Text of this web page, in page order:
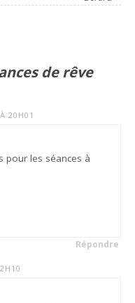
de rêve
20H01
pour les séances à
Répondre